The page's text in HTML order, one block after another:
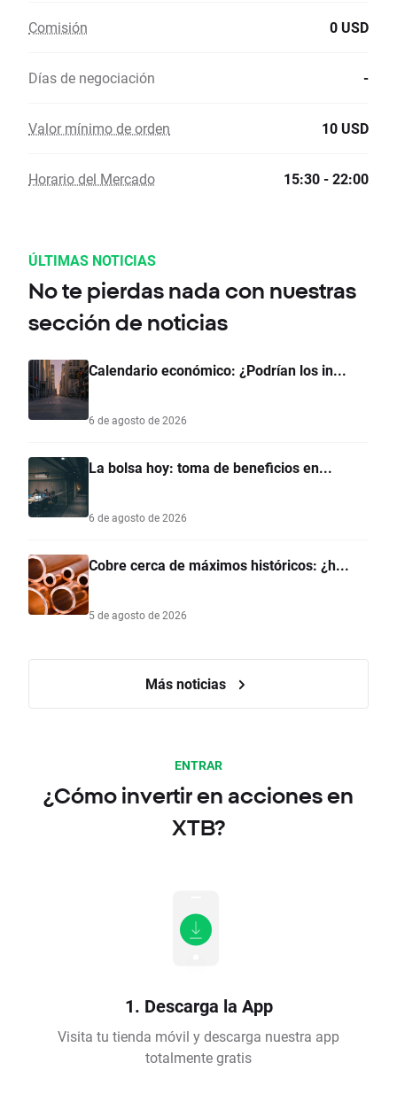
Comisión 0 USD
Días de negociación -
Valor mínimo de orden 10 USD
Horario del Mercado 15:30 - 22:00
ÚLTIMAS NOTICIAS
No te pierdas nada con nuestras
sección de noticias
Calendario económico: ¿Podrían los in...
6 de agosto de 2026
La bolsa hoy: toma de beneficios en...
6 de agosto de 2026
Cobre cerca de máximos históricos: ¿h...
5 de agosto de 2026
Más noticias
ENTRAR
¿Cómo invertir en acciones en
XTB?
1. Descarga la App
Visita tu tienda móvil y descarga nuestra app
totalmente gratis